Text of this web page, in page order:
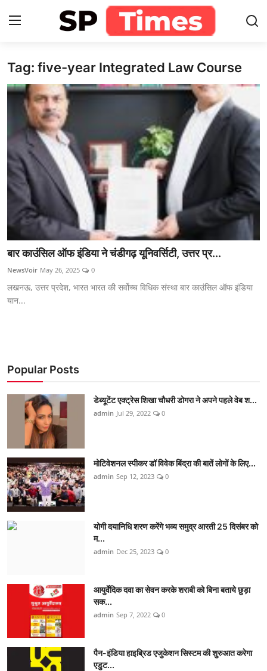
Login Register
Home
Contact
About
खेल
राजस्थान
मनोरंजन
शिक्षा
लाइफस्टाइल
देश
बिज़नेस
English
Tag: five-year Integrated Law Course
बार काउंसिल ऑफ इंडिया ने चंडीगढ़ यूनिवर्सिटी, उत्तर प्र...
NewsVoir May 26, 2025 0
लखनऊ, उत्तर प्रदेश, भारत भारत की सर्वोच्च विधिक संस्था बार काउंसिल ऑफ इंडिया
यान...
Popular Posts
डेब्यूटेंट एक्ट्रेस शिखा चौधरी डोगरा ने अपने पहले वेब श...
admin Jul 29, 2022 0
मोटिवेशनल स्पीकर डॉ विवेक बिंद्रा की बातें लोगों के लिए...
admin Sep 12, 2023 0
योगी दयानिधि शरण करेंगे भव्य समुद्र आरती 25 दिसंबर को
म...
admin Dec 25, 2023 0
आयुर्वेदिक दवा का सेवन करके शराबी को बिना बताये छुड़ा
सक...
admin Sep 7, 2022 0
पैन-इंडिया हाइब्रिड एजुकेशन सिस्टम की शुरुआत करेगा
एडुट...